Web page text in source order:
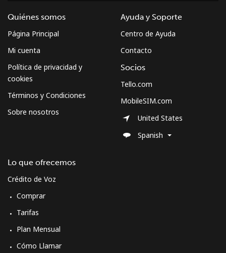
Quiénes somos
Página Principal
Mi cuenta
Política de privacidad y
cookies
Términos y Condiciones
Sobre nosotros
Lo que ofrecemos
Crédito de Voz
Comprar
Tarifas
Plan Mensual
Cómo Llamar
Ayuda y Soporte
Centro de Ayuda
Contacto
Socios
Tello.com
MobileSIM.com
United States
Spanish